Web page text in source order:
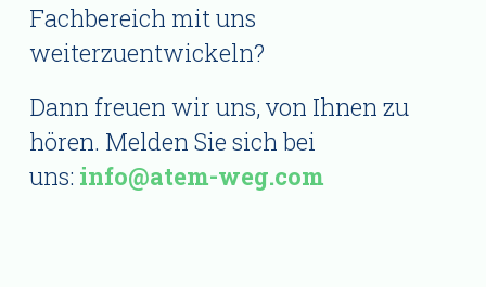
Fachbereich mit uns
weiterzuentwickeln?
Dann freuen wir uns, von Ihnen zu
hören. Melden Sie sich bei
uns: info@atem-weg.com